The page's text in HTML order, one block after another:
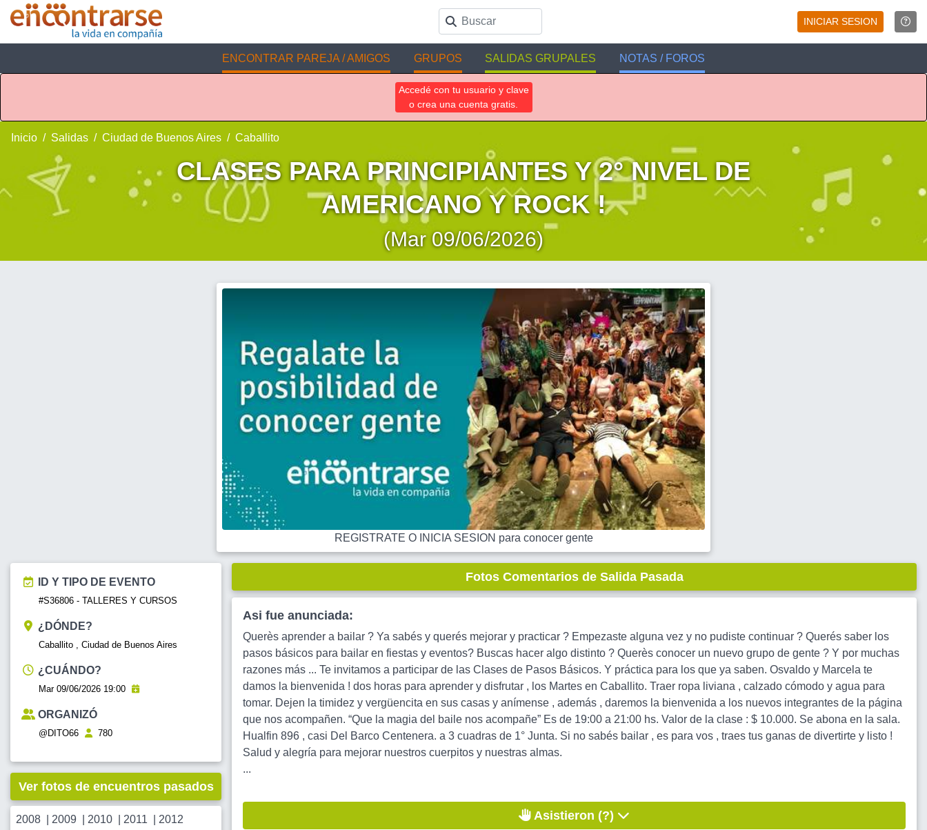
INICIAR SESION
ENCONTRAR PAREJA / AMIGOS GRUPOS SALIDAS GRUPALES NOTAS / FOROS
Accedé con tu usuario y clave
o crea una cuenta gratis.
Inicio Salidas Ciudad de Buenos Aires Caballito
CLASES PARA PRINCIPIANTES Y 2° NIVEL DE
AMERICANO Y ROCK !
(Mar 09/06/2026)
REGISTRATE O INICIA SESION para conocer gente
ID Y TIPO DE EVENTO
#S36806 - TALLERES Y CURSOS
¿DÓNDE?
Caballito , Ciudad de Buenos Aires
¿CUÁNDO?
Mar 09/06/2026 19:00
ORGANIZÓ
@DITO66 780
Ver fotos de encuentros pasados
2008 2009 2010 2011
2012
Fotos Comentarios de Salida Pasada
Asi fue anunciada:
Querès aprender a bailar ? Ya sabés y querés mejorar y practicar ? Empezaste alguna vez y no pudiste continuar ? Querés saber los
pasos básicos para bailar en fiestas y eventos? Buscas hacer algo distinto ? Querès conocer un nuevo grupo de gente ? Y por muchas
razones más ... Te invitamos a participar de las Clases de Pasos Básicos. Y práctica para los que ya saben. Osvaldo y Marcela te
damos la bienvenida ! dos horas para aprender y disfrutar , los Martes en Caballito. Traer ropa liviana , calzado cómodo y agua para
tomar. Dejen la timidez y vergüencita en sus casas y anímense , además , daremos la bienvenida a los nuevos integrantes de la página
que nos acompañen. “Que la magia del baile nos acompañe” Es de 19:00 a 21:00 hs. Valor de la clase : $ 10.000. Se abona en la sala.
Hualfin 896 , casi Del Barco Centenera. a 3 cuadras de 1° Junta. Si no sabés bailar , es para vos , traes tus ganas de divertirte y listo !
Salud y alegría para mejorar nuestros cuerpitos y nuestras almas.
...
Asistieron (?)